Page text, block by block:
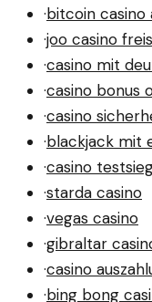
·bitcoin casino
·joo casino
·casino mit
·casino bonus
·casino
·blackjack mit
·casino
·starda casino
·vegas casino
·gibraltar
·casino
·bing bong